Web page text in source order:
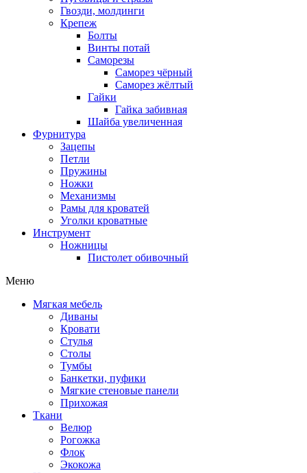
Гвозди, молдинги
Крепеж
Болты
Винты потай
Саморезы
Саморез чёрный
Саморез жёлтый
Гайки
Гайка забивная
Шайба увеличенная
Фурнитура
Зацепы
Петли
Пружины
Ножки
Механизмы
Рамы для кроватей
Уголки кроватные
Инструмент
Ножницы
Пистолет обивочный
Меню
Мягкая мебель
Диваны
Кровати
Стулья
Столы
Тумбы
Банкетки, пуфики
Мягкие стеновые панели
Прихожая
Ткани
Велюр
Рогожка
Флок
Экокожа